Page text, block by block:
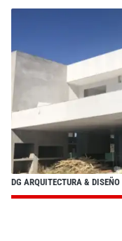
DG ARQUITECTURA & DISEÑO